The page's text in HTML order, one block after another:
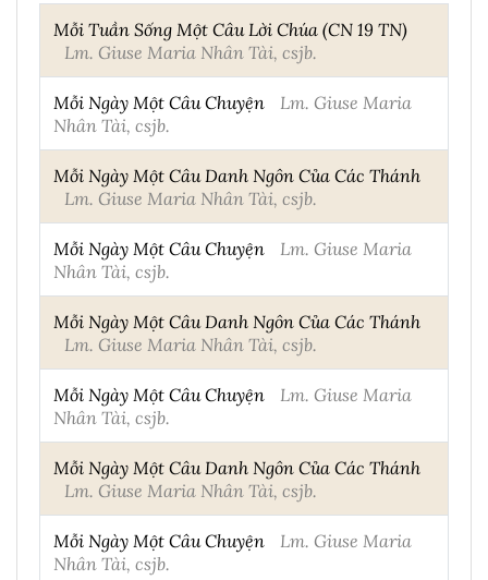
Mỗi Tuần Sống Một Câu Lời Chúa (CN 19 TN)
Lm. Giuse Maria Nhân Tài, csjb.
Mỗi Ngày Một Câu Chuyện
Lm. Giuse Maria
Nhân Tài, csjb.
Mỗi Ngày Một Câu Danh Ngôn Của Các Thánh
Lm. Giuse Maria Nhân Tài, csjb.
Mỗi Ngày Một Câu Chuyện
Lm. Giuse Maria
Nhân Tài, csjb.
Mỗi Ngày Một Câu Danh Ngôn Của Các Thánh
Lm. Giuse Maria Nhân Tài, csjb.
Mỗi Ngày Một Câu Chuyện
Lm. Giuse Maria
Nhân Tài, csjb.
Mỗi Ngày Một Câu Danh Ngôn Của Các Thánh
Lm. Giuse Maria Nhân Tài, csjb.
Mỗi Ngày Một Câu Chuyện
Lm. Giuse Maria
Nhân Tài, csjb.